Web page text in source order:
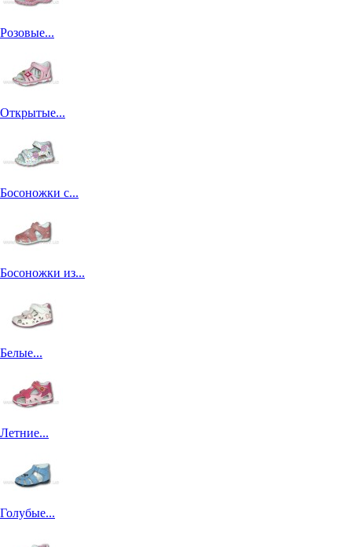
Розовые...
Открытые...
Босоножки с...
Босоножки из...
Белые...
Летние...
Голубые...